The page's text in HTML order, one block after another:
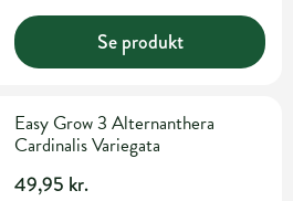
Se produkt
Easy Grow 3 Alternanthera
Cardinalis Variegata
49,95 kr.